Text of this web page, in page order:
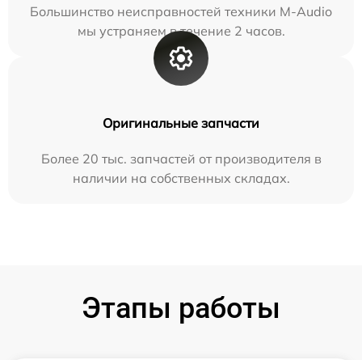
Большинство неисправностей техники M-Audio
мы устраняем в течение 2 часов.
Оригинальные запчасти
Более 20 тыс. запчастей от производителя в
наличии на собственных складах.
Этапы работы